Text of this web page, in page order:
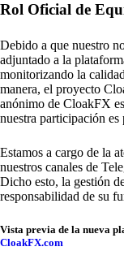
Rol Oficial de
Debido a que nuestro
adjuntado a la
monitorizando la
manera, el proyecto
anónimo de CloakFX
nuestra participación
Estamos a cargo de la
nuestros canales de
Dicho esto, la gestión
responsabilidad de su
Vista previa de la nueva
CloakFX.com